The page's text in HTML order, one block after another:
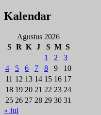
Kalendar
Agustus 2026
S R K J S M S
1
2
3
4
5 6 7 8 9
10
11 12 13 14 15 16 17
18 19 20 21 22 23 24
25 26 27 28 29 30 31
« Jul